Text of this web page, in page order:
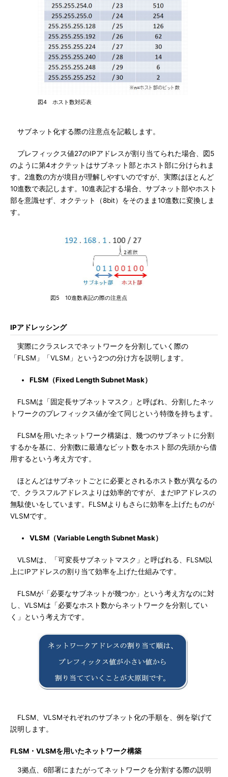
図4 ホスト数対応表
サブネット化する際の注意点を記載します。
プレフィックス値27のIPアドレスが割り当てられた場合、図5
のように第4オクテットはサブネット部とホスト部に分けられま
す。2進数の方が境目が理解しやすいのですが、実際はほとんど
10進数で表記します。10進表記する場合、サブネット部やホスト
部を意識せず、オクテット（8bit）をそのまま10進数に変換しま
す。
図5 10進数表記の際の注意点
IPアドレッシング
実際にクラスレスでネットワークを分割していく際の
「FLSM」「VLSM」という2つの分け方を説明します。
FLSM（Fixed Length Subnet Mask）
FLSMは「固定長サブネットマスク」と呼ばれ、分割したネッ
トワークのプレフィックス値が全て同じという特徴を持ちます。
FLSMを用いたネットワーク構築は、幾つのサブネットに分割
するかを基に、分割数に最適なビット数をホスト部の先頭から借
用するという考え方です。
ほとんどはサブネットごとに必要とされるホスト数が異なるの
で、クラスフルアドレスよりは効率的ですが、まだIPアドレスの
無駄使いをしています。FLSMよりもさらに効率を上げたものが
VLSMです。
VLSM（Variable Length Subnet Mask）
VLSMは、「可変長サブネットマスク」と呼ばれる、FLSM以
上にIPアドレスの割り当て効率を上げた仕組みです。
FLSMが「必要なサブネットが幾つか」という考え方なのに対
し、VLSMは「必要なホスト数からネットワークを分割してい
く」という考え方です。
FLSM、VLSMそれぞれのサブネット化の手順を、例を挙げて
説明します。
FLSM・VLSMを用いたネットワーク構築
3拠点、6部署にまたがってネットワークを分割する際の説明